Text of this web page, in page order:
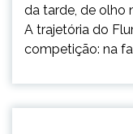
da tarde, de olho
A trajetória do
competição: na